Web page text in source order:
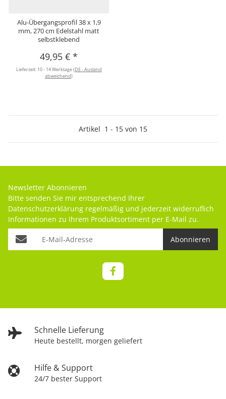
Alu-Übergangsprofil 38 x 1,9
mm, 270 cm Edelstahl matt
selbstklebend
49,95 €*
Lieferzeit: 10 - 14 Werktage(DE - Ausland
abweichend)
Artikel 1 - 15 von 15
Schnelle Lieferung
Heute bestellt, morgen geliefert
Hilfe & Support
24/7 bester Support
Newsletter Abonnieren
Bitte senden Sie mir entsprechend Ihrer
Datenschutzerklärung regelmäßig und jederzeit widerruflich
Informationen zu Ihrem Produktsortiment per E-Mail zu.
Abonnieren